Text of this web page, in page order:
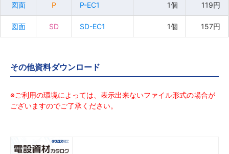
図面 P-EC1 119円
図面 SD SD-EC1 157円
図面 P P-EC1 1個 119円
図面 SD SD-EC1 1個 157円
図面 P-EC1 119円
図面 SD SD-EC1 157円
図面 P P-EC1 1個 119円
図面 SD SD-EC1 1個 157円
その他資料ダウンロード
※ご利用の環境によっては、表示出来ないファイル形式の場合が
ございますのでご了承ください。